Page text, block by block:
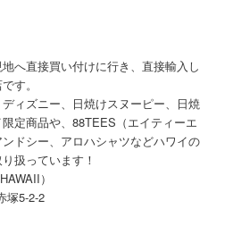
へ直接買い付けに行き、直接輸入し
す。
ィズニー、日焼けスヌーピー、日焼
定商品や、88TEES（エイティーエ
ドシー、アロハシャツなどハワイの
扱っています！
）
塚5-2-2